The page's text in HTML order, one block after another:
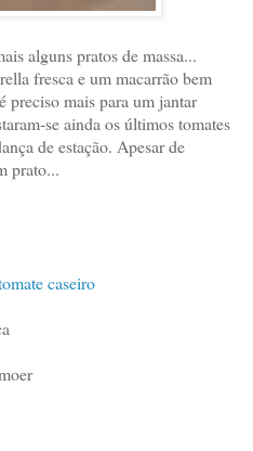
alguns pratos de massa...
fresca e um macarrão bem
preciso mais para um jantar
se ainda os últimos tomates
de estação. Apesar de
prato...
caseiro